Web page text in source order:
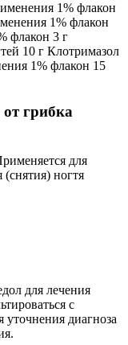
1% флакон
1% флакон
флакон 3 г
10 г Клотримазол
1% флакон 15
грибка
для
(снятия) ногтя
для лечения
с
диагноза